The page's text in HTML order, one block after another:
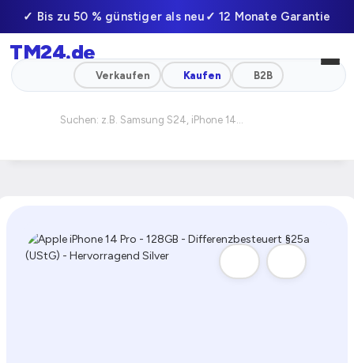
✓ Bis zu 50 % günstiger als neu ✓ 12 Monate Garantie
✓ Professionell geprüft
TM24.de
Verkaufen Kaufen B2B